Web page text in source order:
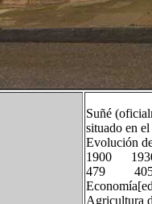
Suñé​
situado en
Evolución
1900
479
Agricultura